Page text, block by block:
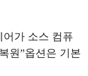
어가 소스 컴퓨
복원”옵션은 기본